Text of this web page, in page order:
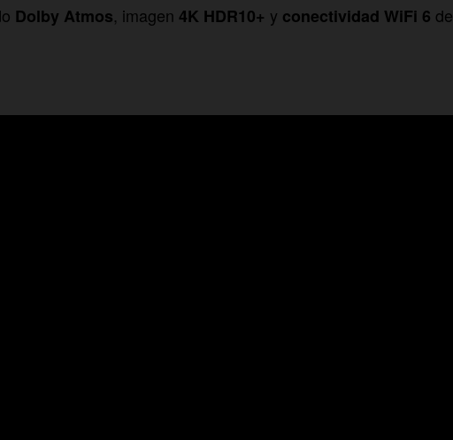
Dolby Atmos, imagen 4K HDR10+ y conectividad WiFi 6 de